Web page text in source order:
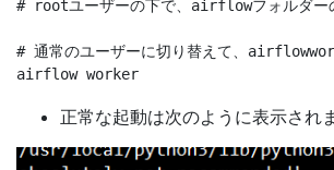
# rootユーザーの下で、airflowフォルダー
# 通常のユーザーに切り替えて、
正常な起動は次のように表示され